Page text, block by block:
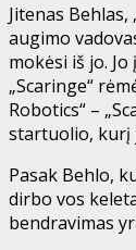
Jitenas Behlas,
augimo
mokėsi iš jo.
„Scaringe“
Robotics“ –
startuolio, kurį
Pasak Behlo,
dirbo vos
bendravimas